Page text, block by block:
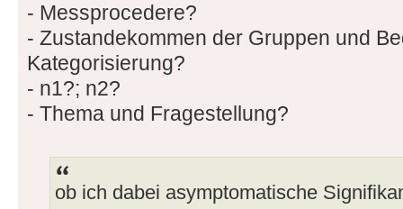
- Messprocedere?
- Zustandekommen der Gruppen und
Kategorisierung?
- n1?; n2?
- Thema und Fragestellung?
ob ich dabei asymptomatische